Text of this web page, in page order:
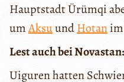
Hauptstadt Ürümqi
umAksuundHotan
Lest auch bei Novastan:
Uiguren hatten